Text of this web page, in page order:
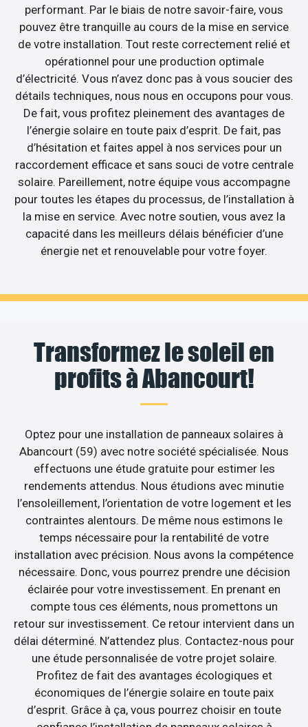
performant. Par le biais de notre savoir-faire, vous
pouvez être tranquille au cours de la mise en service
de votre installation. Tout reste correctement relié et
opérationnel pour une production optimale
d’électricité. Vous n’avez donc pas à vous soucier des
détails techniques, nous nous en occupons pour vous.
De fait, vous profitez pleinement des avantages de
l’énergie solaire en toute paix d’esprit. De fait, pas
d’hésitation et faites appel à nos services pour un
raccordement efficace et sans souci de votre centrale
solaire. Pareillement, notre équipe vous accompagne
pour toutes les étapes du processus, de l’installation à
la mise en service. Avec notre soutien, vous avez la
capacité dans les meilleurs délais bénéficier d’une
énergie net et renouvelable pour votre foyer.
Transformez le soleil en
profits à Abancourt!
Optez pour une installation de panneaux solaires à
Abancourt (59) avec notre société spécialisée. Nous
effectuons une étude gratuite pour estimer les
rendements attendus. Nous étudions avec minutie
l’ensoleillement, l’orientation de votre logement et les
contraintes alentours. De même nous estimons le
temps nécessaire pour la rentabilité de votre
installation avec précision. Nous avons la compétence
nécessaire. Donc, vous pourrez prendre une décision
éclairée pour votre investissement. En prenant en
compte tous ces éléments, nous promettons un
retour sur investissement. Ce retour intervient dans un
délai déterminé. N’attendez plus. Contactez-nous pour
une étude personnalisée de votre projet solaire.
Profitez de fait des avantages écologiques et
économiques de l’énergie solaire en toute paix
d’esprit. Grâce à ça, vous pourrez choisir en toute